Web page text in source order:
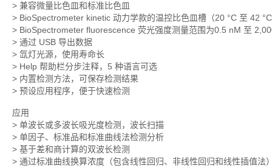
> 兼容微量比色皿和标准比色皿
> BioSpectrometer kinetic 动力学款的温控比色皿槽（20 °C 至 42
> BioSpectrometer fluorescence 荧光强度测量范围为0.5 nM 至
> 通过 USB 导出数据
> 氙灯光源，使用寿命长
> Help 帮助栏分步注释，5 种语言可选
> 内置检测方法，可保存检测结果
> 预设应用程序，便于快速检测
应用
> 单波长或多波长吸光度检测，波长扫描
> 单因子、标准品和标准曲线法检测分析
> 基于差和商计算的双波长检测
> 通过标准曲线换算浓度（包含线性回归、非线性回归和线性插值法